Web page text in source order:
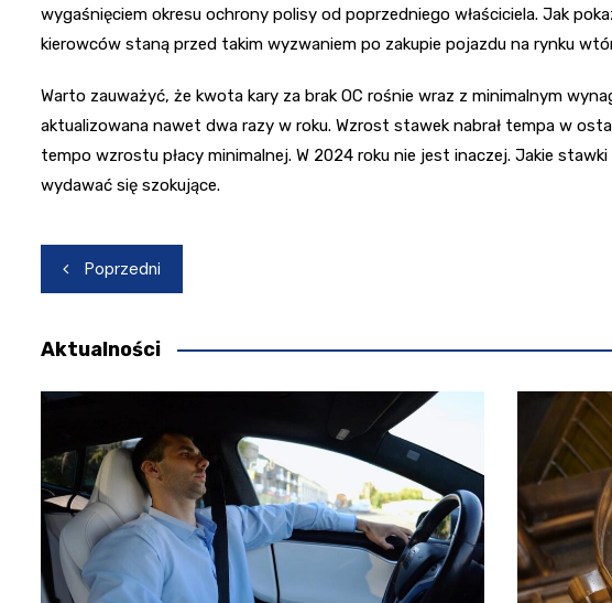
wygaśnięciem okresu ochrony polisy od poprzedniego właściciela. Jak
kierowców staną przed takim wyzwaniem po zakupie pojazdu na rynku
Warto zauważyć, że kwota kary za brak OC rośnie wraz z minimalnym
aktualizowana nawet dwa razy w roku. Wzrost stawek nabrał tempa w
tempo wzrostu płacy minimalnej. W 2024 roku nie jest inaczej. Jakie
wydawać się szokujące.
Nawigacja
wpisu
Poprzedni
Aktualności